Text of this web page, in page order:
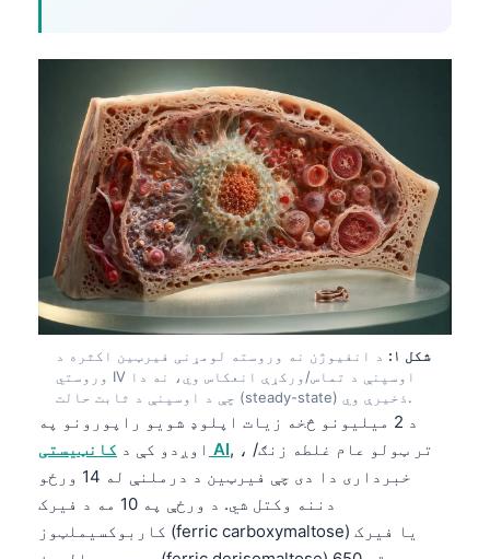
شکل ۱:
د انفیوژن نه وروسته لومړنی فیرټین اکثره د
وروستي IV اوسپنې د تماس/ورکړې انعکاس وي، نه دا
چې د اوسپنې د ثابت حالت (steady-state) ذخیرې وي.
د 2 میلیونو څخه زیات اپلوډ شویو راپورونو په
اوږدو کې د کانټیستی AI, ، تر ټولو عام غلطه زنګ/
خبرداری دا دی چې فیرټین د درملنې له 14 ورځو
دننه وکتل شي. د ورځې په 10 مه د فیرک
کاربوکسیملټوز (ferric carboxymaltose) یا فیرک